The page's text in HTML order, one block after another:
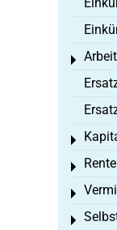
Toggle
Toggle
Toggle
Toggle
Toggle